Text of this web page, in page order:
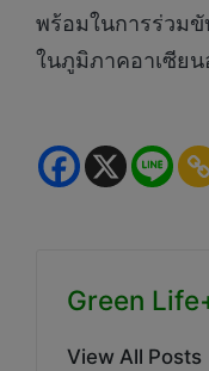
พร้อมในการร่วมขั
ในภูมิภาคอาเซียน
Green
View All Posts